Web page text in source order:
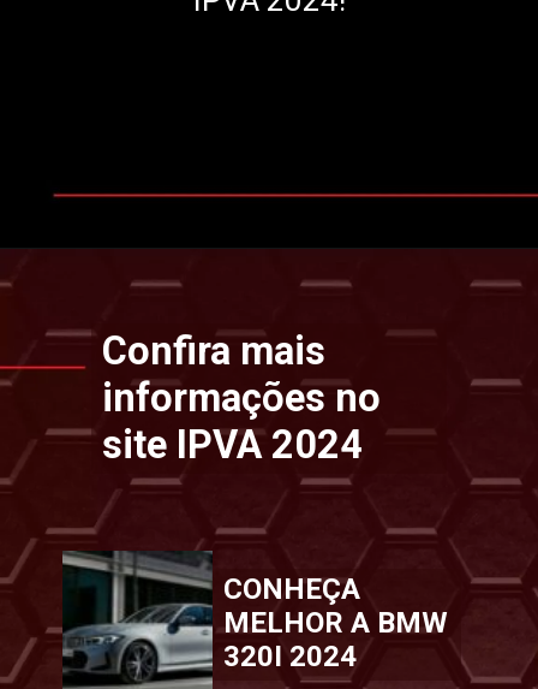
Openinghttps://www.ipvaconsulta.app.br/
CONHEÇA
MELHOR A BMW
320I 2024
Confira mais
informações no
site IPVA 2024